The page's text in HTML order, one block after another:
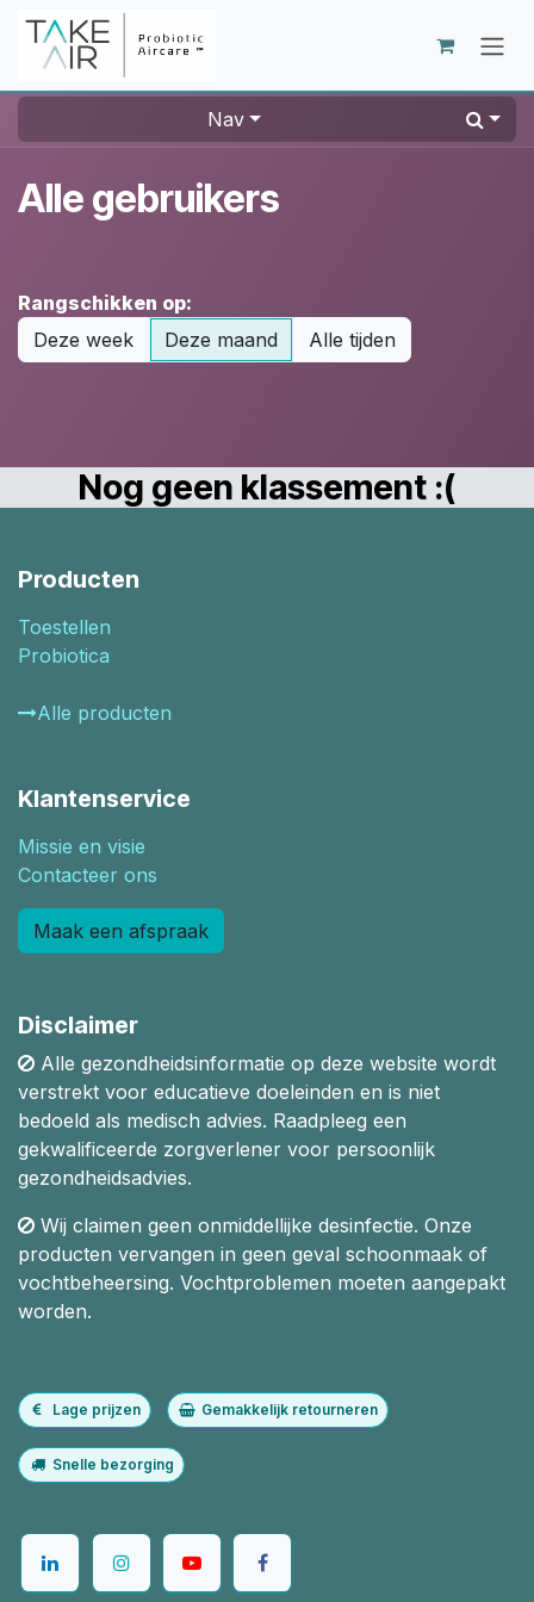
Overslaan naar inhoud
Nav
Alle gebruikers
Rangschikken op:
Deze week
Deze maand Alle tijden
Nog geen klassement :(
Producten
Toestellen
Probiotica
Alle producten
Klantenservice
Missie en visie
Contacteer ons
Maak een afspraak
Disclaimer
Alle gezondheidsinformatie op deze website wordt
verstrekt voor educatieve doeleinden en is niet
bedoeld als medisch advies. Raadpleeg een
gekwalificeerde zorgverlener voor persoonlijk
gezondheidsadvies.
Wij claimen geen onmiddellijke desinfectie. Onze
producten vervangen in geen geval schoonmaak of
vochtbeheersing. Vochtproblemen moeten aangepakt
worden.
Lage prijzen Gemakkelijk retourneren
Snelle bezorging